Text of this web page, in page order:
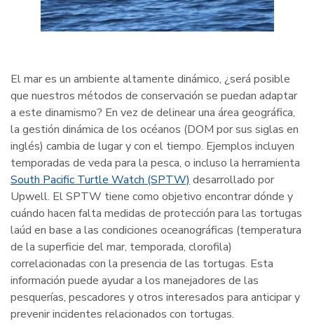
El mar es un ambiente altamente dinámico, ¿será posible
que nuestros métodos de conservación se puedan adaptar
a este dinamismo? En vez de delinear una área geográfica,
la gestión dinámica de los océanos (DOM por sus siglas en
inglés) cambia de lugar y con el tiempo. Ejemplos incluyen
temporadas de veda para la pesca, o incluso la herramienta
South Pacific Turtle Watch (SPTW) desarrollado por
Upwell. El SPTW tiene como objetivo encontrar dónde y
cuándo hacen falta medidas de protección para las tortugas
laúd en base a las condiciones oceanográficas (temperatura
de la superficie del mar, temporada, clorofila)
correlacionadas con la presencia de las tortugas. Esta
información puede ayudar a los manejadores de las
pesquerías, pescadores y otros interesados para anticipar y
prevenir incidentes relacionados con tortugas.